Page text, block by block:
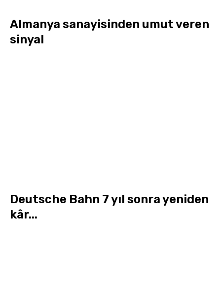
Almanya sanayisinden umut veren
sinyal
Deutsche Bahn 7 yıl sonra yeniden
kâr...